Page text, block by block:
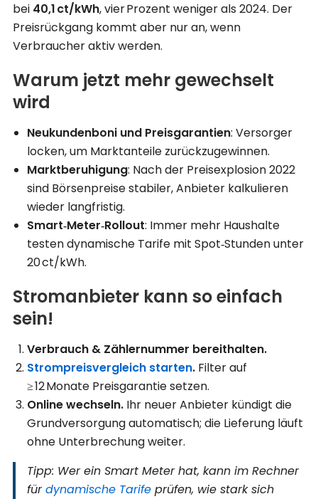
bei 40,1 ct/kWh, vier Prozent weniger als 2024. Der
Preisrückgang kommt aber nur an, wenn
Verbraucher aktiv werden.
Warum jetzt mehr gewechselt
wird
Neukunden­boni und Preis­garantien: Versorger
locken, um Marktanteile zurückzugewinnen.
Marktberuhigung: Nach der Preis­explosion 2022
sind Börsen­preise stabiler, Anbieter kalkulieren
wieder langfristig.
Smart‑Meter‑Rollout: Immer mehr Haushalte
testen dynamische Tarife mit Spot‑Stunden unter
20 ct/kWh.
Stromanbieter kann so einfach
sein!
Verbrauch & Zähler­nummer bereithalten.
Strompreisvergleich starten. Filter auf
≥ 12 Monate Preisgarantie setzen.
Online wechseln. Ihr neuer Anbieter kündigt die
Grundversorgung automatisch; die Lieferung läuft
ohne Unterbrechung weiter.
Tipp: Wer ein Smart Meter hat, kann im Rechner
fürdynamische Tarife prüfen, wie stark sich